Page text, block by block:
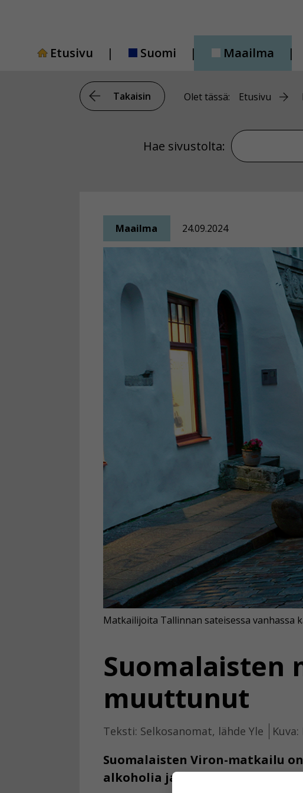
Etusivu
Suomi Maailma
Takaisin Olet tässä: Etusivu
Hae sivustolta: Hae sivustolta
Maailma 24.09.2024
Suomalaisten
muuttunut
Teksti: Selkosanomat, lähde Yle
Suomalaisten Viron-matkailu
alkoholia ja juhlimaan.
Matkailijoita Tallinnan sateisessa vanhassa